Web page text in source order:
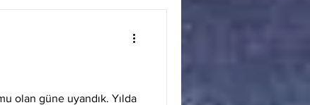
olan güne uyandık. Yılda